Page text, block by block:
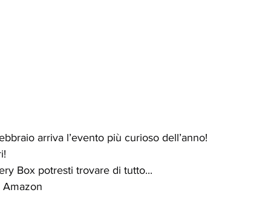
arriva l’evento più curioso dell’anno!
Box potresti trovare di tutto...
Amazon